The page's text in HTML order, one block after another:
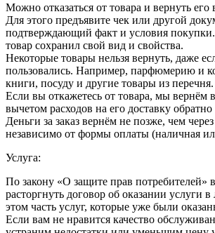
Можно отказаться от товара и вернуть его
Для этого предъявите чек или другой
подтверждающий факт и условия
товар сохранил свой вид и свойства.
Некоторые товары нельзя вернуть, даже
пользовались. Например, парфюмерию и
книги, посуду и другие товары из перечня.
Если вы откажетесь от товара, мы вернём
вычетом расходов на его доставку обратно
Деньги за заказ вернём не позже, чем
независимо от формы оплаты (наличная
Услуга:
По закону «О защите прав потребителей»
расторгнуть договор об оказании услуги
этом часть услуг, которые уже были
Если вам не нравится качество